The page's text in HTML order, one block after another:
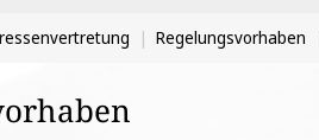
Regelungsvorhaben